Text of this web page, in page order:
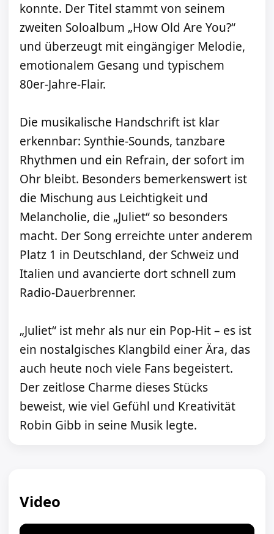
konnte. Der Titel stammt von seinem
zweiten Soloalbum „How Old Are You?“
und überzeugt mit eingängiger Melodie,
emotionalem Gesang und typischem
80er-Jahre-Flair.
Die musikalische Handschrift ist klar
erkennbar: Synthie-Sounds, tanzbare
Rhythmen und ein Refrain, der sofort im
Ohr bleibt. Besonders bemerkenswert ist
die Mischung aus Leichtigkeit und
Melancholie, die „Juliet“ so besonders
macht. Der Song erreichte unter anderem
Platz 1 in Deutschland, der Schweiz und
Italien und avancierte dort schnell zum
Radio-Dauerbrenner.
„Juliet“ ist mehr als nur ein Pop-Hit – es ist
ein nostalgisches Klangbild einer Ära, das
auch heute noch viele Fans begeistert.
Der zeitlose Charme dieses Stücks
beweist, wie viel Gefühl und Kreativität
Robin Gibb in seine Musik legte.
Video